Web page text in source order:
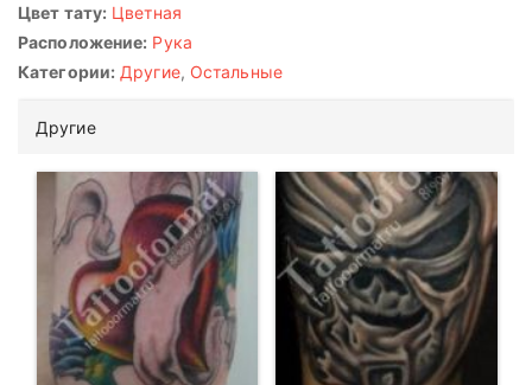
Цвет тату: Цветная
Расположение: Рука
Категории: Другие, Остальные
Другие